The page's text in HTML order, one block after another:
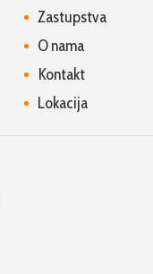
Zastupstva
O nama
Kontakt
Lokacija